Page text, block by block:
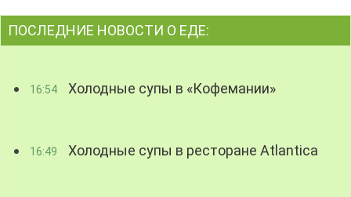
ПОСЛЕДНИЕ НОВОСТИ О ЕДЕ:
16:54 Холодные супы в «Кофемании»
16:49 Холодные супы в ресторане Atlantica